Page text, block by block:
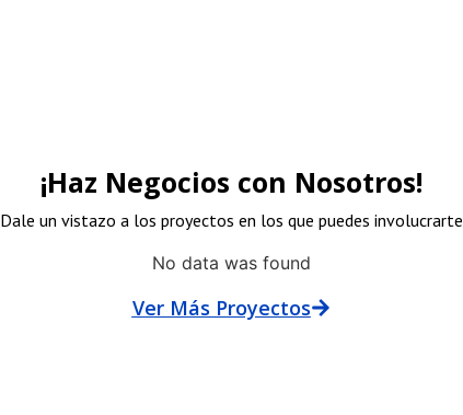
¡Haz Negocios con Nosotros!
Dale un vistazo a los proyectos en los que puedes involucrarte
No data was found
Ver Más Proyectos